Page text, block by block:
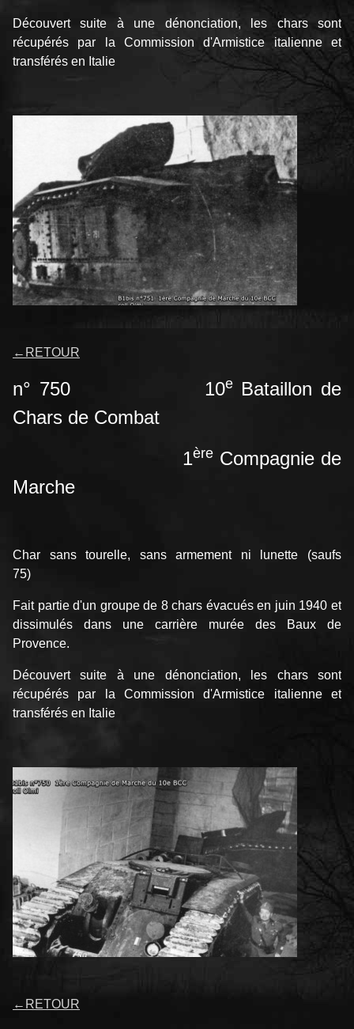
Découvert suite à une dénonciation, les chars sont
récupérés par la Commission d'Armistice italienne et
transférés en Italie
← RETOUR
n° 750 10eBataillon de
Chars de Combat
1èreCompagnie de
Marche
Char sans tourelle, sans armement ni lunette (saufs
75)
Fait partie d'un groupe de 8 chars évacués en juin 1940 et
dissimulés dans une carrière murée des Baux de
Provence.
Découvert suite à une dénonciation, les chars sont
récupérés par la Commission d'Armistice italienne et
transférés en Italie
← RETOUR